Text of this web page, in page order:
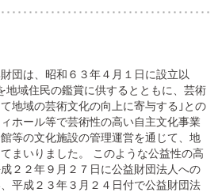
団は、昭和６３年４月１日に設立以
地域住民の鑑賞に供するとともに、芸術
地域の芸術文化の向上に寄与する｣との
ホール等で芸術性の高い自主文化事業
等の文化施設の管理運営を通じて、地
まいりました。 このような公益性の高
２２年９月２７日に公益財団法人への
平成２３年３月２４日付で公益財団法